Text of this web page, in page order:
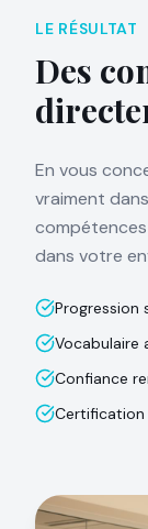
LE RÉSULTAT
Des
En vous
vraiment
dans votre
Progression
Vocabulaire
Confiance
Certification